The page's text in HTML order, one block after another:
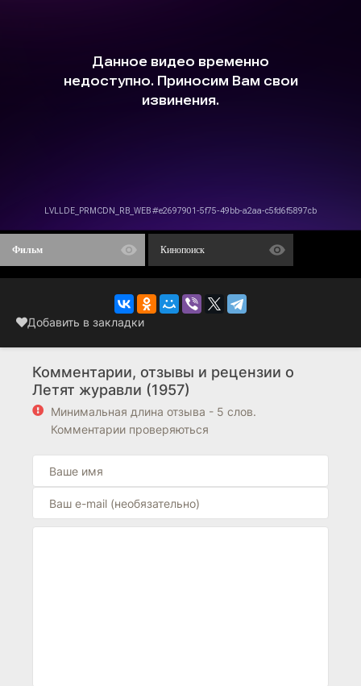
Фильм Кинопоиск
Добавить в закладки
Комментарии, отзывы и рецензии о
Летят журавли (1957)
Минимальная длина отзыва - 5 слов.
Комментарии проверяються